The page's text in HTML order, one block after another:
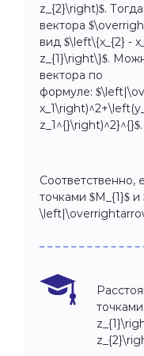
z_{2}\right)$.
вектора
вид $\left\{x_{2} -
z_{1}\right\}$.
вектора по
формуле:
z_1^{}\right)^2}^{}$.
Соответственно,
точками $M_{1}$ и
точками